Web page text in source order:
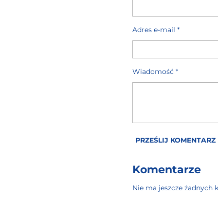
Adres e-mail *
Wiadomość *
PRZEŚLIJ KOMENTARZ
Komentarze
Nie ma jeszcze żadnych